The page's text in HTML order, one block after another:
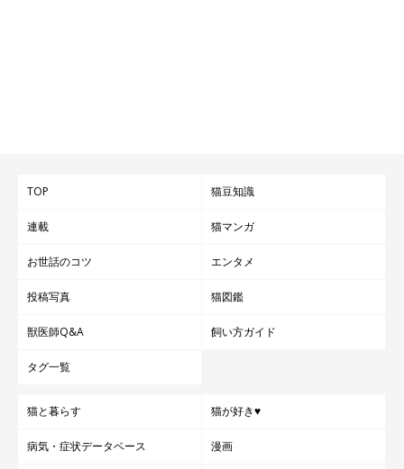
ズ、フルーツを切って出せば、簡単&見映えもOK！ ホームパー
TOP 猫豆知識
連載 猫マンガ
お世話のコツ エンタメ
投稿写真 猫図鑑
獣医師Q&A 飼い方ガイド
タグ一覧
猫と暮らす 猫が好き♥
病気・症状データベース 漫画